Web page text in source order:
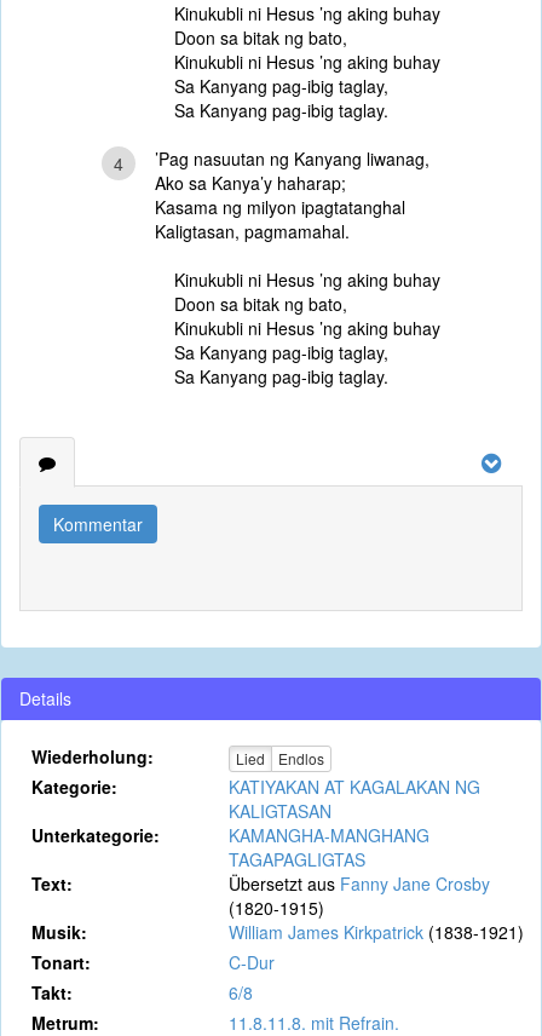
Kinukubli ni Hesus ’ng aking buhay
Doon sa bitak ng bato,
Kinukubli ni Hesus ’ng aking buhay
Sa Kanyang pag-ibig taglay,
Sa Kanyang pag-ibig taglay.
4
’Pag nasuutan ng Kanyang liwanag,
Ako sa Kanya’y haharap;
Kasama ng milyon ipagtatanghal
Kaligtasan, pagmamahal.
Kinukubli ni Hesus ’ng aking buhay
Doon sa bitak ng bato,
Kinukubli ni Hesus ’ng aking buhay
Sa Kanyang pag-ibig taglay,
Sa Kanyang pag-ibig taglay.
Kommentar
Details
Wiederholung: Lied Endlos
Kategorie:
KATIYAKAN AT KAGALAKAN NG
KALIGTASAN
Unterkategorie:
KAMANGHA-MANGHANG
TAGAPAGLIGTAS
Text:
Übersetzt aus Fanny Jane Crosby
(1820-1915)
Musik:
William James Kirkpatrick (1838-1921)
Tonart:
C-Dur
Takt:
6/8
Metrum:
11.8.11.8. mit Refrain.